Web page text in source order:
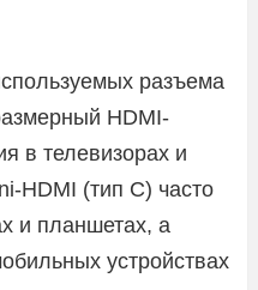
разъема
HDMI-
в телевизорах и
HDMI (тип C) часто
и планшетах, а
устройствах